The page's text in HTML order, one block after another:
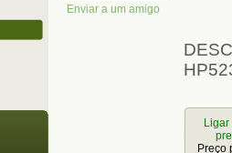
Enviar a um amigo
Preço